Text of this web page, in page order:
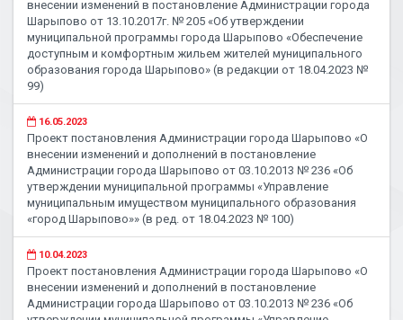
внесении изменений в постановление Администрации города
Шарыпово от 13.10.2017г. № 205 «Об утверждении
муниципальной программы города Шарыпово «Обеспечение
доступным и комфортным жильем жителей муниципального
образования города Шарыпово» (в редакции от 18.04.2023 №
99)
16.05.2023
Проект постановления Администрации города Шарыпово «О
внесении изменений и дополнений в постановление
Администрации города Шарыпово от 03.10.2013 № 236 «Об
утверждении муниципальной программы «Управление
муниципальным имуществом муниципального образования
«город Шарыпово»» (в ред. от 18.04.2023 № 100)
10.04.2023
Проект постановления Администрации города Шарыпово «О
внесении изменений и дополнений в постановление
Администрации города Шарыпово от 03.10.2013 № 236 «Об